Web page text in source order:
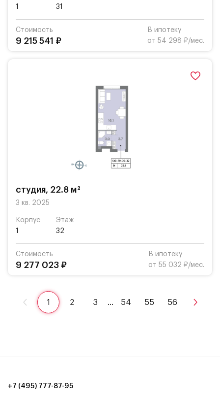
1
31
Стоимость
9 215 541 ₽
В ипотеку
от 54 298 ₽/мес.
студия, 22.8 м²
3 кв. 2025
Корпус
1
Этаж
32
Стоимость
9 277 023 ₽
В ипотеку
от 55 032 ₽/мес.
1 2 3 … 54 55 56
+7 (495) 777-87-95